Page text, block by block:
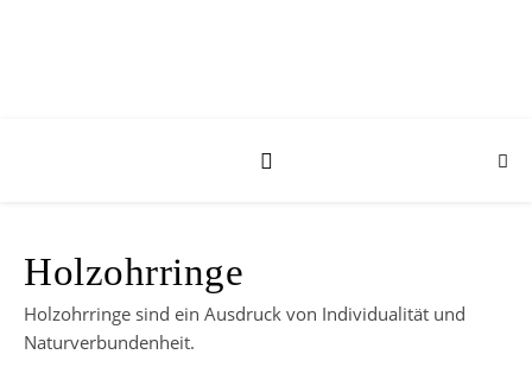
Holzohrringe
Holzohrringe sind ein Ausdruck von Individualität und
Naturverbundenheit.